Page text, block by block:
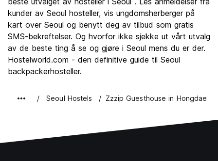
Feste
9.0
Verdi for pengene
8.5
kunder av Seoul hosteller, vis ungdomsherberger på
kart over Seoul og benytt deg av tilbud som gratis
SMS-bekreftelser. Og hvorfor ikke sjekke ut vårt utvalg
av de beste ting å se og gjøre i Seoul mens du er der.
Hostelworld.com - den definitive guide til Seoul
backpackerhosteller.
Seoul Hostels Zzzip Guesthouse in Hongdae